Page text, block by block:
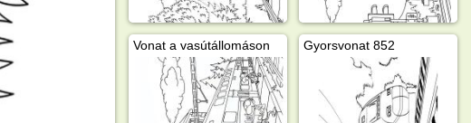
Vonat a vasútállomáson Gyorsvonat 852